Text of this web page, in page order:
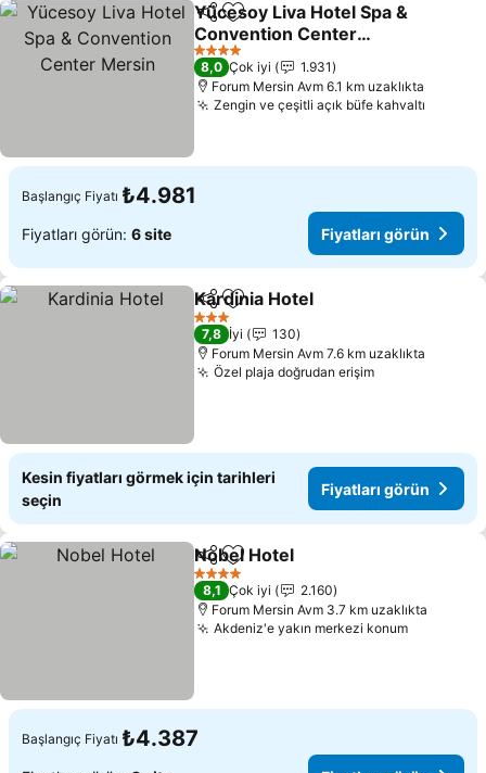
PaylaşFavorilerime ekle
Yücesoy Liva Hotel Spa &
Convention Center
Mersin
Fiyatları görün
4 Yıldız
8,0 Çok iyi
1.931
Forum Mersin Avm 6.1 km uzaklıkta
Zengin ve çeşitli açık büfe kahvaltı
Başlangıç Fiyatı ₺4.981
Fiyatları görün: 6 site Fiyatları görün
PaylaşFavorilerime ekle
Kardinia Hotel
3 Yıldız
7,8 İyi
130
Forum Mersin Avm 7.6 km uzaklıkta
Özel plaja doğrudan erişimFiyatları
Kesin fiyatları görmek için tarihleri
seçin
Fiyatları görün
PaylaşFavorilerime ekle
Nobel Hotel
4 Yıldız
8,1 Çok iyi
2.160
Forum Mersin Avm 3.7 km uzaklıkta
Akdeniz'e yakın merkezi konumFiyatları
Başlangıç Fiyatı ₺4.387